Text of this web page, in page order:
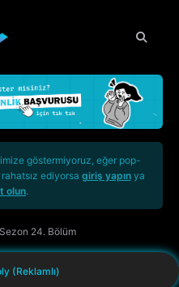
göstermiyoruz, eğer pop-
ediyorsa giriş yapınya
olun.
24. Bölüm
(Reklamlı)